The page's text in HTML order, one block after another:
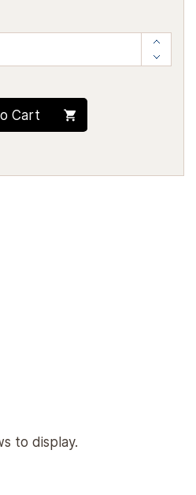
Cart
to display.